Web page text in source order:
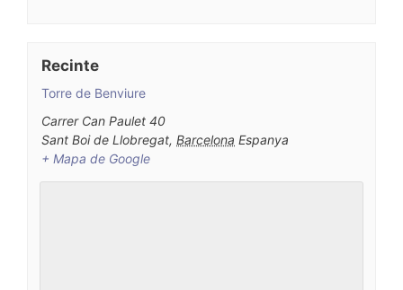
Recinte
Torre de Benviure
Carrer Can Paulet 40
Sant Boi de Llobregat, Barcelona Espanya
+ Mapa de Google